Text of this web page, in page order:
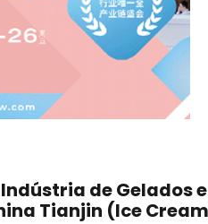
Indústria de Gelados
Tianjin (lce